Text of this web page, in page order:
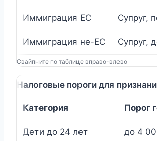
Иммиграция ЕС Супруг,
Иммиграция не-ЕС Супруг,
Свайпните по таблице вправо-влево
Налоговые пороги для
Категория Порог
Дети до 24 лет до 4